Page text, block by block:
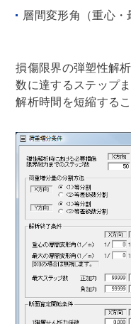
層間変形角（重心・
損傷限界の弾塑性解
数に達するステップ
解析時間を短縮する